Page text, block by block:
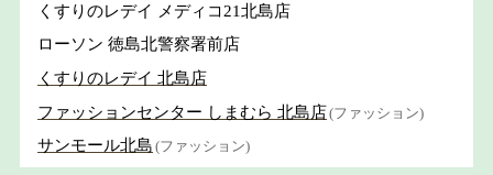
くすりのレデイ メディコ21北島店
ローソン 徳島北警察署前店
くすりのレデイ 北島店
ファッションセンター しまむら 北島店(ファッション)
サンモール北島 (ファッション)